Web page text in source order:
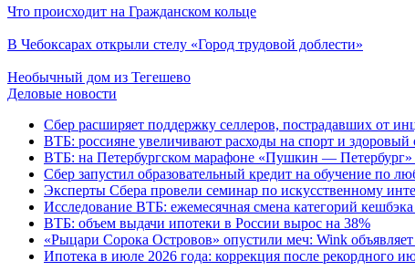
Что происходит на Гражданском кольце
В Чебоксарах открыли стелу «Город трудовой доблести»
Необычный дом из Тегешево
Деловые новости
Сбер расширяет поддержку селлеров, пострадавших от
ВТБ: россияне увеличивают расходы на спорт и здоровый
ВТБ: на Петербургском марафоне «Пушкин — Петербург»
Сбер запустил образовательный кредит на обучение по
Эксперты Сбера провели семинар по искусственному
Исследование ВТБ: ежемесячная смена категорий кешбэка
ВТБ: объем выдачи ипотеки в России вырос на 38%
«Рыцари Сорока Островов» опустили меч: Wink
Ипотека в июле 2026 года: коррекция после рекордного